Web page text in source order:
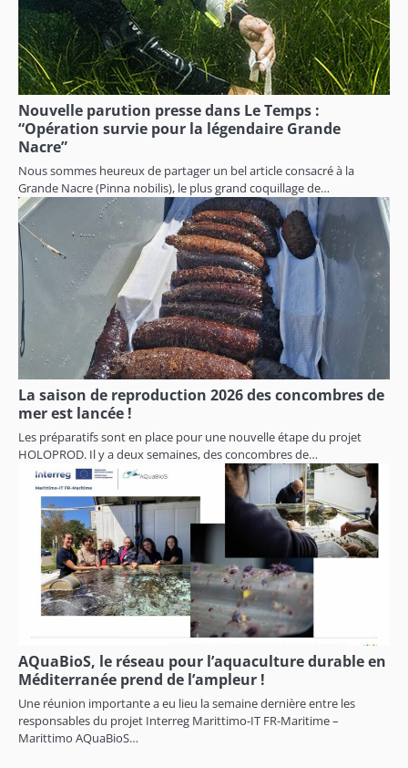
Nouvelle parution presse dans Le Temps :
“Opération survie pour la légendaire Grande
Nacre”
Nous sommes heureux de partager un bel article consacré à la
Grande Nacre (Pinna nobilis), le plus grand coquillage de…
La saison de reproduction 2026 des concombres de
mer est lancée !
Les préparatifs sont en place pour une nouvelle étape du projet
HOLOPROD. Il y a deux semaines, des concombres de…
AQuaBioS, le réseau pour l’aquaculture durable en
Méditerranée prend de l’ampleur !
Une réunion importante a eu lieu la semaine dernière entre les
responsables du projet Interreg Marittimo-IT FR-Maritime –
Marittimo AQuaBioS…